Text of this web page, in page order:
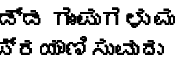
ಗುಂಪುಗಳು